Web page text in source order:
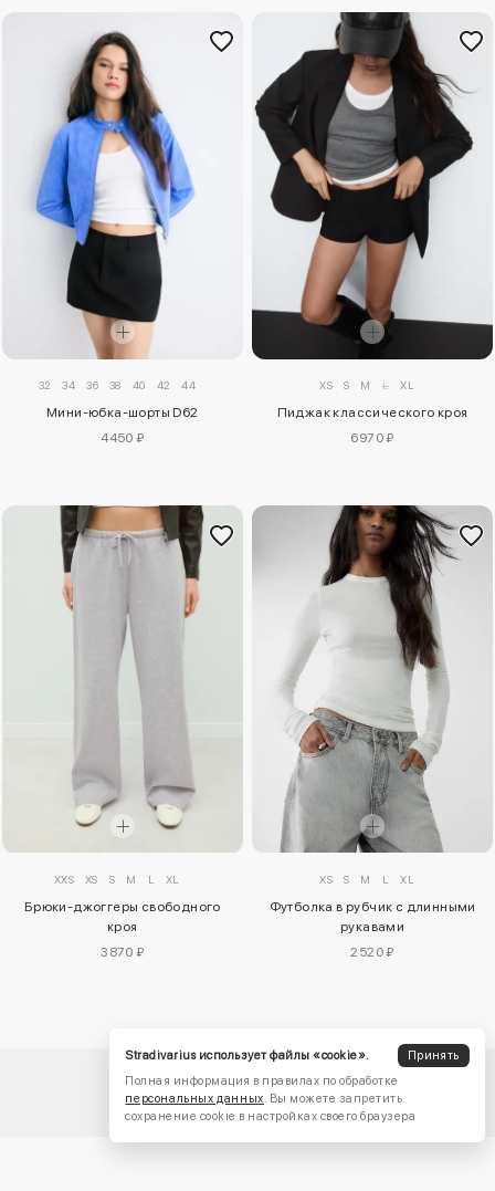
32 34 36 38 40 42 44
Мини-юбка-шорты D62
4450 ₽
XS S M L XL
Пиджак классического кроя
6970 ₽
XXS XS S M L XL
Брюки-джоггеры свободного
кроя
3870 ₽
XS S M L XL
Футболка в рубчик с длинными
рукавами
2520 ₽
Stradivarius использует файлы «cookie».
Принять
Полная информация в правилах по обработке
персональных данных. Вы можете запретить
сохранение cookie в настройках своего браузера